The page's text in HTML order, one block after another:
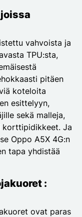
vahvoista ja
TPU:sta,
pitäen
koteloita
esittelyyn,
sekä malleja,
korttipidikkeet. Ja
Oppo A5X 4G:n
tapa yhdistää
:
ovat paras